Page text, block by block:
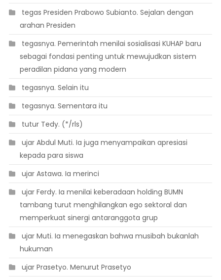
 tegas Presiden Prabowo Subianto. Sejalan dengan
arahan Presiden
 tegasnya. Pemerintah menilai sosialisasi KUHAP baru
sebagai fondasi penting untuk mewujudkan sistem
peradilan pidana yang modern
 tegasnya. Selain itu
 tegasnya. Sementara itu
 tutur Tedy. (*/rls)
 ujar Abdul Muti. Ia juga menyampaikan apresiasi
kepada para siswa
 ujar Astawa. Ia merinci
 ujar Ferdy. Ia menilai keberadaan holding BUMN
tambang turut menghilangkan ego sektoral dan
memperkuat sinergi antaranggota grup
 ujar Muti. Ia menegaskan bahwa musibah bukanlah
hukuman
 ujar Prasetyo. Menurut Prasetyo